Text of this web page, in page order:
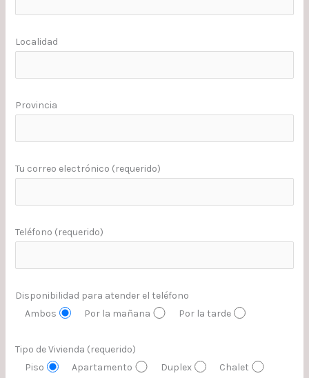
Localidad
Provincia
Tu correo electrónico (requerido)
Teléfono (requerido)
Disponibilidad para atender el teléfono
Ambos
Por la mañana Por la tarde
Tipo de Vivienda (requerido)
Piso
Apartamento Duplex
Chalet